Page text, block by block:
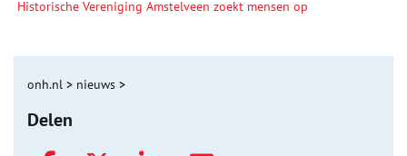
Historische Vereniging Amstelveen zoekt mensen op
onh.nl > nieuws >
Delen